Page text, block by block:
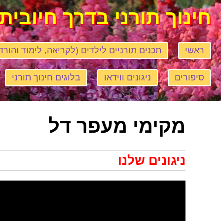
חינוך תורני בדרך
ראשי תכנים תורניים לילדים (לקריאה, לימוד
סיפורים ניגונים ווידאו בלוגים חינוך תורני
מקימי מעפר דל
ניגונים שלנו